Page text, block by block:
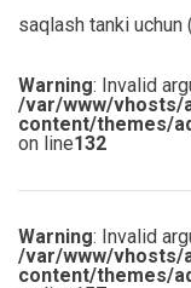
saqlash tanki uchun
Warning: Invalid
/var/www/vhosts/
content/themes/
on line132
Warning: Invalid
/var/www/vhosts/
content/themes/